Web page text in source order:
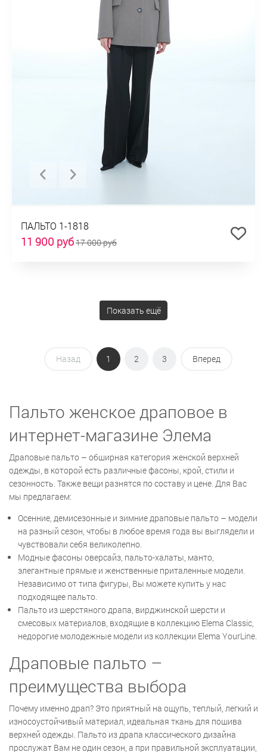
ПАЛЬТО 1-1818
11 900 руб17 000 руб
Показать ещё
Назад 1 2 3 Вперед
Пальто женское драповое в
интернет-магазине Элема
Драповые пальто – обширная категория женской верхней
одежды, в которой есть различные фасоны, крой, стили и
сезонность. Также вещи разнятся по составу и цене. Для Вас
мы предлагаем:
Осенние, демисезонные и зимние драповые пальто – модели
на разный сезон, чтобы в любое время года вы выглядели и
чувствовали себя великолепно.
Модные фасоны оверсайз, пальто-халаты, манто,
элегантные прямые и женственные приталенные модели.
Независимо от типа фигуры, Вы можете купить у нас
подходящее пальто.
Пальто из шерстяного драпа, вирджинской шерсти и
смесовых материалов, входящие в коллекцию Elema Classic,
недорогие молодежные модели из коллекции Elema YourLine.
Драповые пальто –
преимущества выбора
Почему именно драп? Это приятный на ощупь, теплый, легкий и
износоустойчивый материал, идеальная ткань для пошива
верхней одежды. Пальто из драпа классического дизайна
прослужат Вам не один сезон, а при правильной эксплуатации,